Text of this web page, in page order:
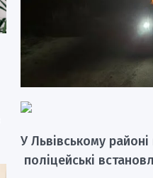
У Львівському
поліцейські